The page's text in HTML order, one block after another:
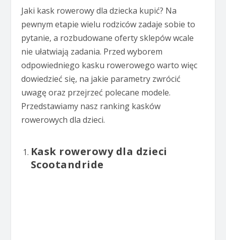
Jaki kask rowerowy dla dziecka kupić? Na
pewnym etapie wielu rodziców zadaje sobie to
pytanie, a rozbudowane oferty sklepów wcale
nie ułatwiają zadania. Przed wyborem
odpowiedniego kasku rowerowego warto więc
dowiedzieć się, na jakie parametry zwrócić
uwagę oraz przejrzeć polecane modele.
Przedstawiamy nasz ranking kasków
rowerowych dla dzieci.
Kask rowerowy dla dzieci
Scootandride